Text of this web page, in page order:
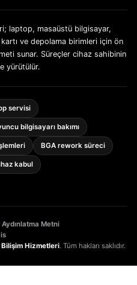
laptop, masaüstü bilgisayar,
ve depolama birimleri için ön
sunar. Süreçler cihaz sahibinin
yürütülür.
servisi
bilgisayarı bakımı
BGA rework süreci
kabul
Hizmetleri. Tüm hakları saklıdır.
Aydınlatma Metni